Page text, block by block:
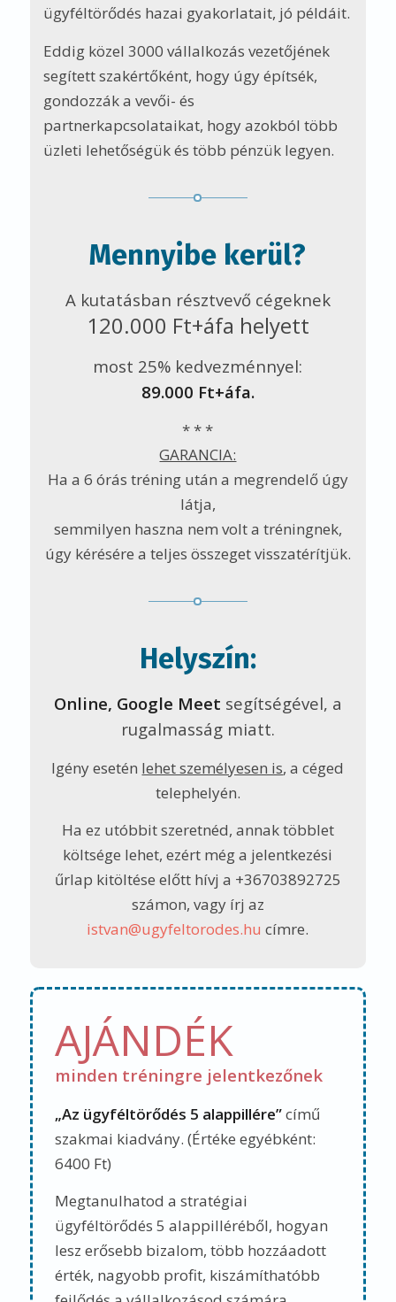
ügyféltörődés hazai gyakorlatait, jó példáit.
Eddig közel 3000 vállalkozás vezetőjének
segített szakértőként, hogy úgy építsék,
gondozzák a vevői- és
partnerkapcsolataikat, hogy azokból több
üzleti lehetőségük és több pénzük legyen.
Mennyibe kerül?
A kutatásban résztvevő cégeknek
120.000 Ft+áfa helyett
most 25% kedvezménnyel:
89.000 Ft+áfa.
* * *
GARANCIA:
Ha a 6 órás tréning után a megrendelő úgy
látja,
semmilyen haszna nem volt a tréningnek,
úgy kérésére a teljes összeget visszatérítjük.
Helyszín:
Online, Google Meet segítségével, a
rugalmasság miatt.
Igény esetén lehet személyesen is, a céged
telephelyén.
Ha ez utóbbit szeretnéd, annak többlet
költsége lehet, ezért még a jelentkezési
űrlap kitöltése előtt hívj a +36703892725
számon, vagy írj az
istvan@ugyfeltorodes.hu címre.
AJÁNDÉK
minden tréningre jelentkezőnek
„Az ügyféltörődés 5 alappillére”című
szakmai kiadvány. (Értéke egyébként:
6400 Ft)
Megtanulhatod a stratégiai
ügyféltörődés 5 alappilléréből, hogyan
lesz erősebb bizalom, több hozzáadott
érték, nagyobb profit, kiszámíthatóbb